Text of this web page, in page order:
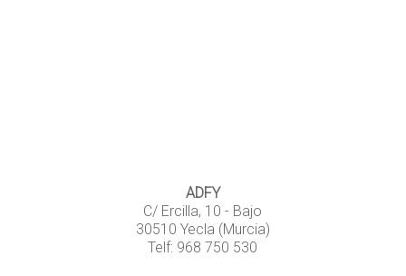
ADFY
C/ Ercilla, 10 - Bajo
30510 Yecla (Murcia)
Telf: 968 750 530